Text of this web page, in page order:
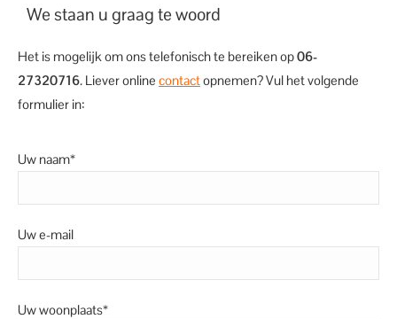
We staan u graag te woord
Het is mogelijk om ons telefonisch te bereiken op06-
27320716. Liever online contactopnemen? Vul het volgende
formulier in:
Uw naam*
Uw e-mail
Uw woonplaats*